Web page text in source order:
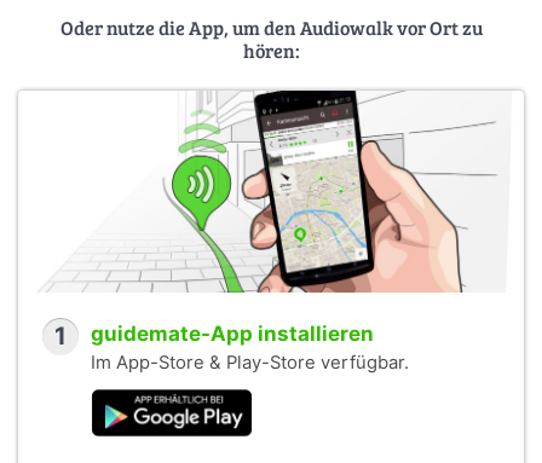
Oder nutze die App, um den Audiowalk vor Ort zu
hören:
1 guidemate-App installieren
Im App-Store & Play-Store verfügbar.